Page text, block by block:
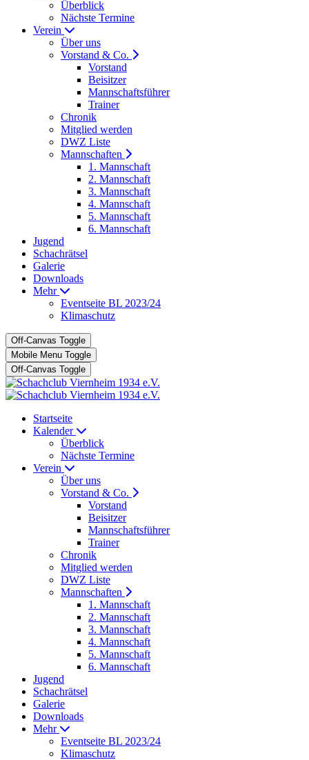
Überblick
Nächste Termine
Verein
Über uns
Vorstand & Co.
Vorstand
Beisitzer
Mannschaftsführer
Trainer
Chronik
Mitglied werden
DWZ Liste
Mannschaften
1. Mannschaft
2. Mannschaft
3. Mannschaft
4. Mannschaft
5. Mannschaft
6. Mannschaft
Jugend
Schachrätsel
Galerie
Downloads
Mehr
Eventseite BL 2023/24
Klimaschutz
Off-Canvas Toggle
Mobile Menu Toggle
Off-Canvas Toggle
Startseite
Kalender
Überblick
Nächste Termine
Verein
Über uns
Vorstand & Co.
Vorstand
Beisitzer
Mannschaftsführer
Trainer
Chronik
Mitglied werden
DWZ Liste
Mannschaften
1. Mannschaft
2. Mannschaft
3. Mannschaft
4. Mannschaft
5. Mannschaft
6. Mannschaft
Jugend
Schachrätsel
Galerie
Downloads
Mehr
Eventseite BL 2023/24
Klimaschutz